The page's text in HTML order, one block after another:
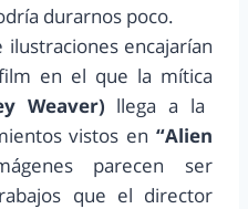
durarnos poco.
ilustraciones encajarían
en el que la mítica
Weaver) llega a la
vistos en “Alien
parecen ser
que el director